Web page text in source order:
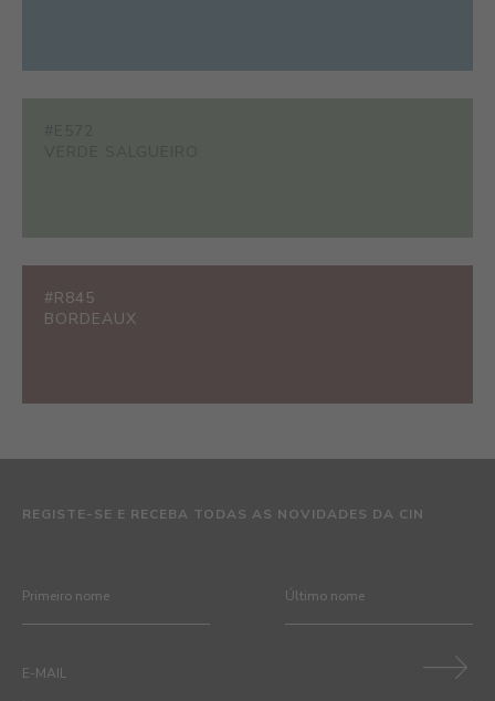
#R845
BORDEAUX
REGISTE-SE E RECEBA TODAS AS NOVIDADES DA CIN